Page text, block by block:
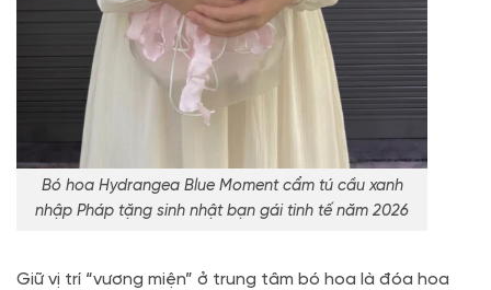
Bó hoa Hydrangea Blue Moment cẩm tú cầu xanh
nhập Pháp tặng sinh nhật bạn gái tinh tế năm 2026
Giữ vị trí “vương miện” ở trung tâm bó hoa là đóa hoa